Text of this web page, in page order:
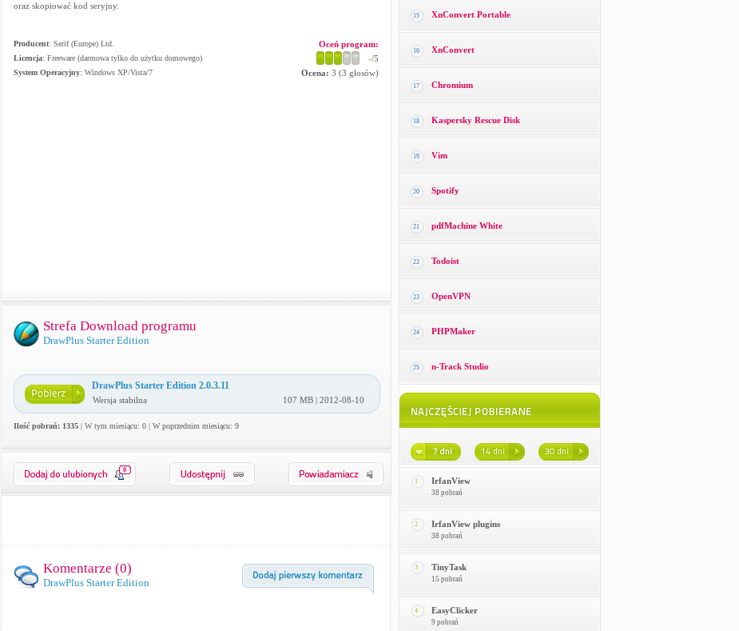
oraz skopiować kod seryjny.
Producent: Serif (Europe) Ltd.
Licencja: Freeware (darmowa tylko do użytku domowego)
System Operacyjny: Windows XP/Vista/7
Oceń program:
-/5
Ocena: 3 (3 głosów)
Strefa Download programu
DrawPlus Starter Edition
DrawPlus Starter Edition 2.0.3.11
Wersja stabilna 107 MB | 2012-08-10
Ilość pobrań: 1335| W tym miesiącu: 0 | W poprzednim miesiącu: 9
0
Komentarze (0)
DrawPlus Starter Edition
15 XnConvert Portable
16 XnConvert
17 Chromium
18 Kaspersky Rescue Disk
19 Vim
20 Spotify
21 pdfMachine White
22 Todoist
23 OpenVPN
24 PHPMaker
25 n-Track Studio
1 IrfanView
38 pobrań
2 IrfanView plugins
38 pobrań
3 TinyTask
15 pobrań
4 EasyClicker
9 pobrań